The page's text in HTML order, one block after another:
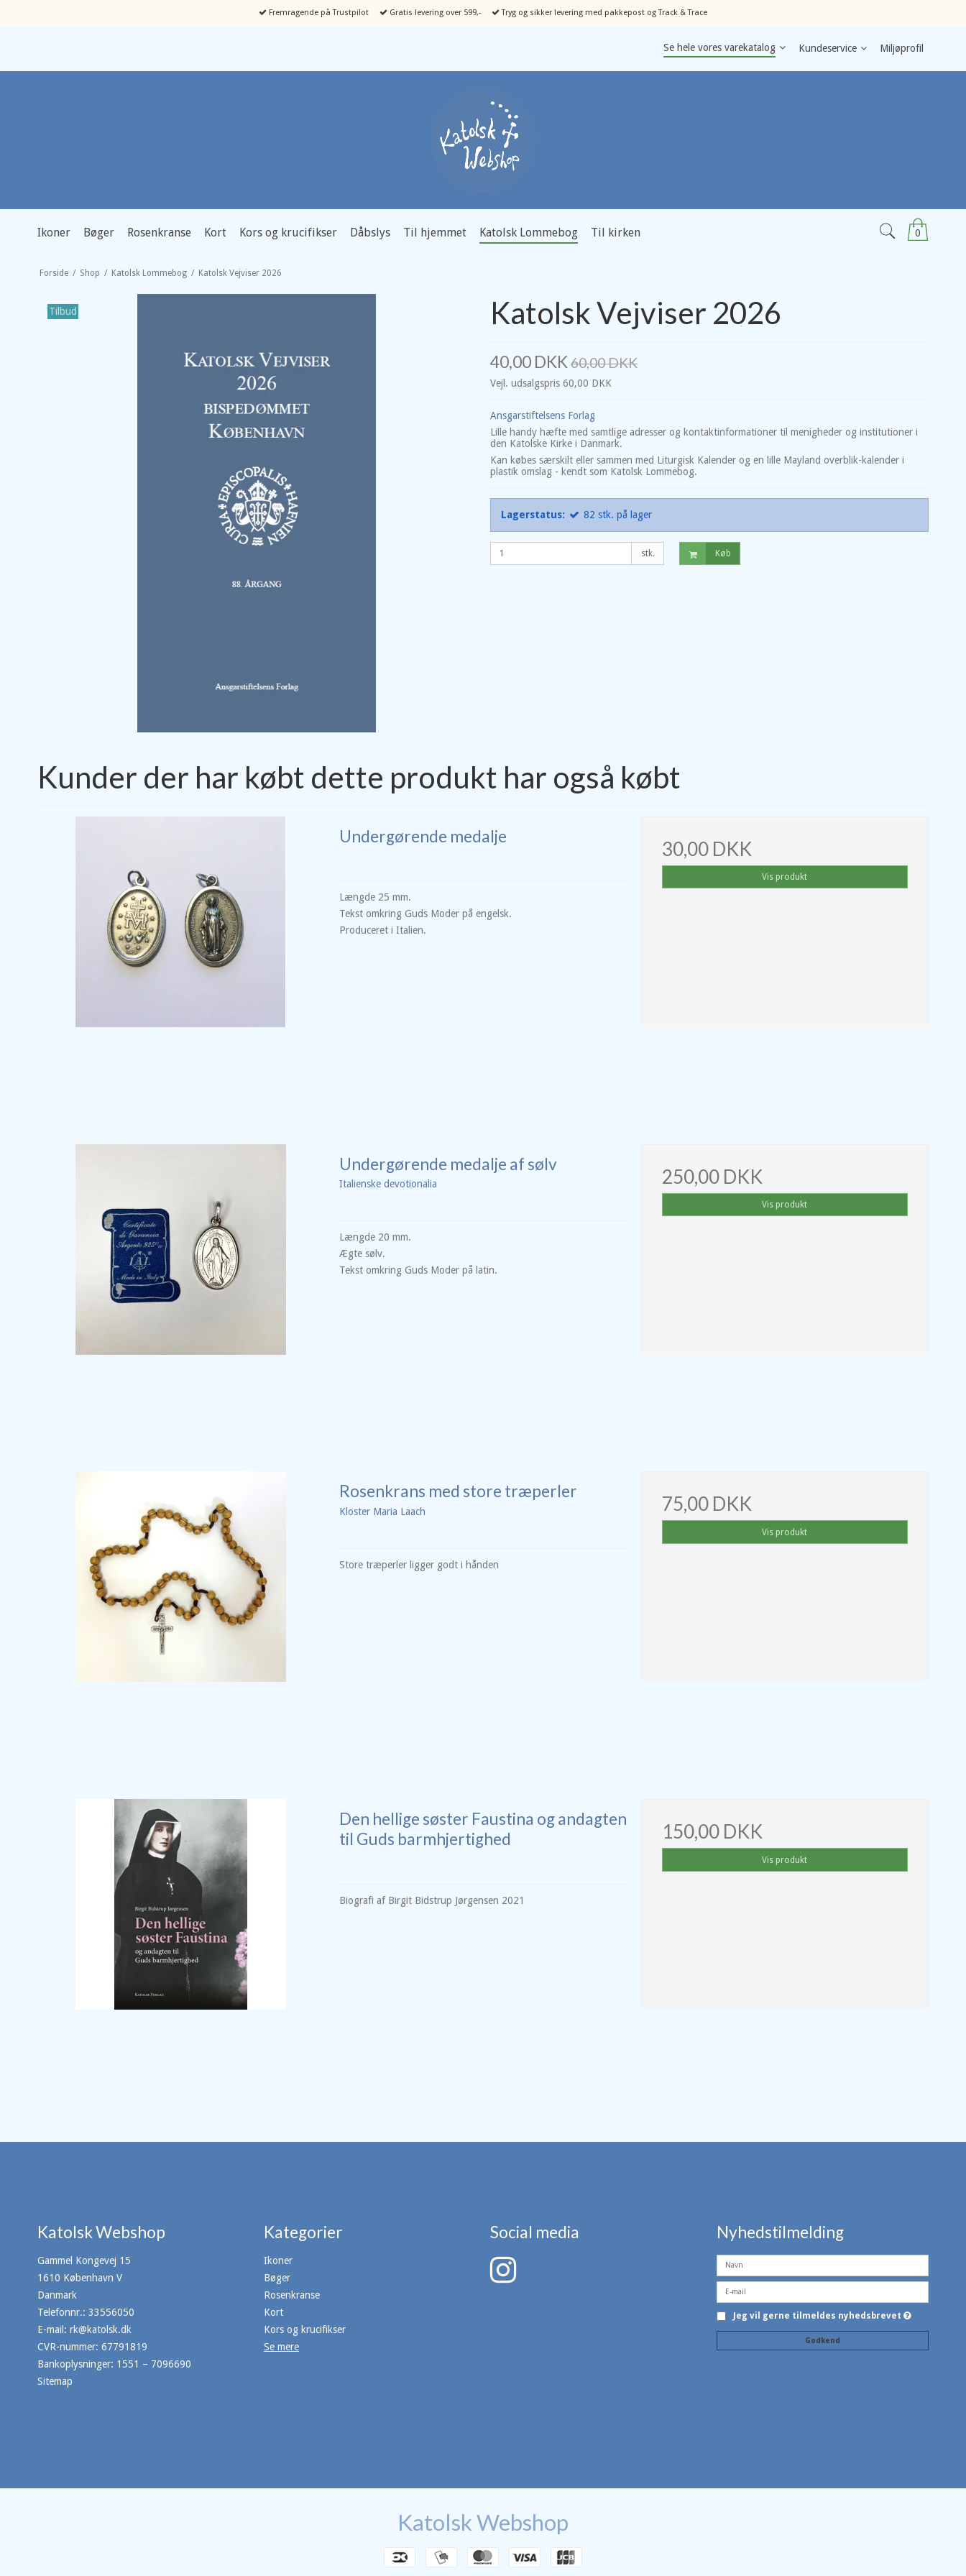
Fremragende på Trustpilot Gratis levering over 599,- Tryg og sikker levering med pakkepost og Track & Trace
Se hele vores varekatalog Kundeservice Miljøprofil
0
Ikoner Bøger Rosenkranse Kort Kors og krucifikser Dåbslys Til hjemmet Katolsk Lommebog Til kirken
Forside / Shop / Katolsk Lommebog / Katolsk Vejviser 2026
Tilbud Katolsk Vejviser 2026
40,00 DKK 60,00 DKK
Vejl. udsalgspris 60,00 DKK
Ansgarstiftelsens Forlag
Lille handy hæfte med samtlige adresser og kontaktinformationer til menigheder og institutioner i
den Katolske Kirke i Danmark.
Kan købes særskilt eller sammen med Liturgisk Kalender og en lille Mayland overblik-kalender i
plastik omslag - kendt som Katolsk Lommebog.
Lagerstatus: 82 stk. på lager
stk. Køb
Kunder der har købt dette produkt har også købt
Undergørende medalje
Længde 25 mm.
Tekst omkring Guds Moder på engelsk.
Produceret i Italien.
30,00 DKK
Vis produkt
Undergørende medalje af sølv
Italienske devotionalia
Længde 20 mm.
Ægte sølv.
Tekst omkring Guds Moder på latin.
250,00 DKK
Vis produkt
Rosenkrans med store træperler
Kloster Maria Laach
Store træperler ligger godt i hånden
75,00 DKK
Vis produkt
Den hellige søster Faustina og andagten
til Guds barmhjertighed
Biografi af Birgit Bidstrup Jørgensen 2021
150,00 DKK
Vis produkt
Katolsk Webshop
Gammel Kongevej 15
1610 København V
Danmark
Telefonnr.: 33556050
E-mail : rk@katolsk.dk
CVR-nummer: 67791819
Bankoplysninger: 1551 – 7096690
Sitemap
Kategorier
Ikoner
Bøger
Rosenkranse
Kort
Kors og krucifikser
Se mere
Social media Nyhedstilmelding
Jeg vil gerne tilmeldes nyhedsbrevet
Godkend
Katolsk Webshop